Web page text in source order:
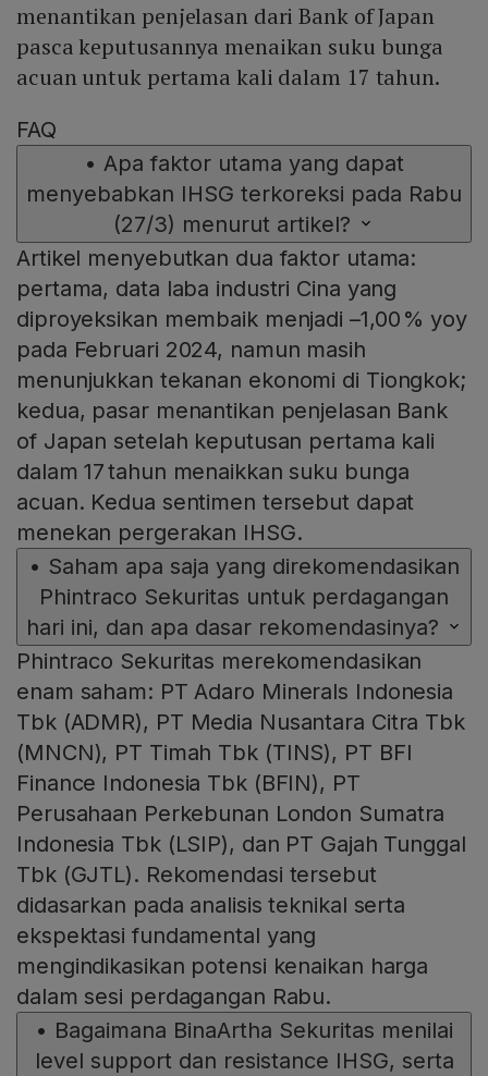
menantikan penjelasan dari Bank of Japan
pasca keputusannya menaikan suku bunga
acuan untuk pertama kali dalam 17 tahun.
FAQ
• Apa faktor utama yang dapat
menyebabkan IHSG terkoreksi pada Rabu
(27/3) menurut artikel?
Artikel menyebutkan dua faktor utama:
pertama, data laba industri Cina yang
diproyeksikan membaik menjadi –1,00 % yoy
pada Februari 2024, namun masih
menunjukkan tekanan ekonomi di Tiongkok;
kedua, pasar menantikan penjelasan Bank
of Japan setelah keputusan pertama kali
dalam 17 tahun menaikkan suku bunga
acuan. Kedua sentimen tersebut dapat
menekan pergerakan IHSG.
• Saham apa saja yang direkomendasikan
Phintraco Sekuritas untuk perdagangan
hari ini, dan apa dasar rekomendasinya?
Phintraco Sekuritas merekomendasikan
enam saham: PT Adaro Minerals Indonesia
Tbk (ADMR), PT Media Nusantara Citra Tbk
(MNCN), PT Timah Tbk (TINS), PT BFI
Finance Indonesia Tbk (BFIN), PT
Perusahaan Perkebunan London Sumatra
Indonesia Tbk (LSIP), dan PT Gajah Tunggal
Tbk (GJTL). Rekomendasi tersebut
didasarkan pada analisis teknikal serta
ekspektasi fundamental yang
mengindikasikan potensi kenaikan harga
dalam sesi perdagangan Rabu.
• Bagaimana BinaArtha Sekuritas menilai
level support dan resistance IHSG, serta